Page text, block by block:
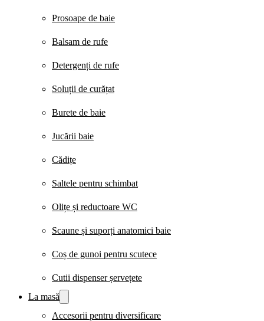
Prosoape de baie
Balsam de rufe
Detergenți de rufe
Soluții de curățat
Burete de baie
Jucării baie
Cădițe
Saltele pentru schimbat
Olițe și reductoare WC
Scaune și suporți anatomici baie
Coș de gunoi pentru scutece
Cutii dispenser șervețete
La masă
Accesorii pentru diversificare